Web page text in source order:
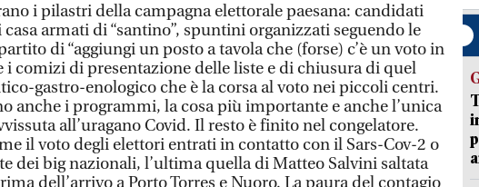
i pilastri della campagna elettorale paesana: candidati
casa armati di “santino”, spuntini organizzati seguendo le
di “aggiungi un posto a tavola che (forse) c’è un voto in
i comizi di presentazione delle liste e di chiusura di quel
gastro-enologico che è la corsa al voto nei piccoli centri.
anche i programmi, la cosa più importante e anche l’unica
all’uragano Covid. Il resto è finito nel congelatore.
il voto degli elettori entrati in contatto con il Sars-Cov-2 o
dei big nazionali, l’ultima quella di Matteo Salvini saltata
dell’arrivo a Porto Torres e Nuoro. La paura del contagio